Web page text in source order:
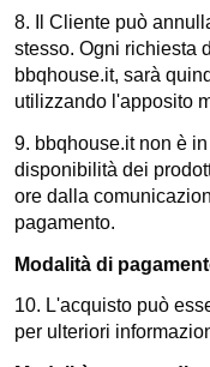
8. Il Cliente può
stesso. Ogni richiesta
bbqhouse.it, sarà
utilizzando l'apposito
9. bbqhouse.itnon è in
disponibilità dei
ore dalla
pagamento.
Modalità di
10. L'acquisto può
per ulteriori